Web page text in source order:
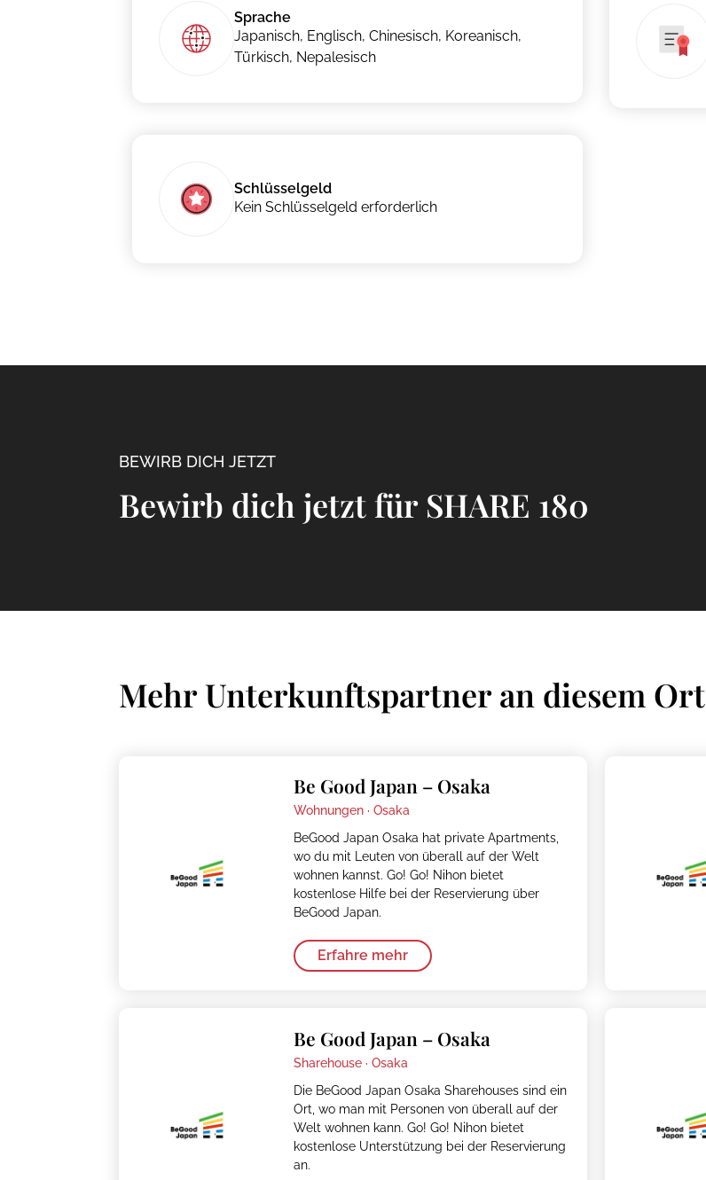
Sprache
Japanisch, Englisch, Chinesisch, Koreanisch,
Türkisch, Nepalesisch
Schlüsselgeld
Kein Schlüsselgeld erforderlich
BEWIRB DICH JETZT
Bewirb dich jetzt für SHARE 180
Mehr Unterkunftspartner an diesem Ort
Be Good Japan – Osaka
Wohnungen · Osaka
BeGood Japan Osaka hat private Apartments,
wo du mit Leuten von überall auf der Welt
wohnen kannst. Go! Go! Nihon bietet
kostenlose Hilfe bei der Reservierung über
BeGood Japan.
Erfahre mehr
Be Good Japan – Osaka
Sharehouse · Osaka
Die BeGood Japan Osaka Sharehouses sind ein
Ort, wo man mit Personen von überall auf der
Welt wohnen kann. Go! Go! Nihon bietet
kostenlose Unterstützung bei der Reservierung
an.